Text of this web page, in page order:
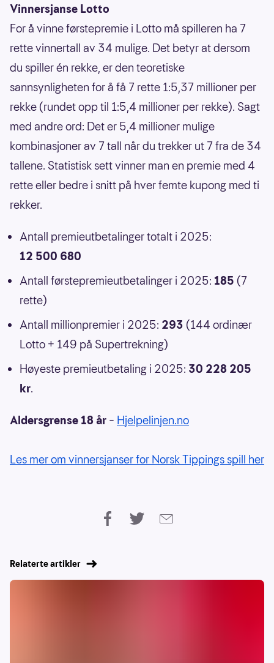
Vinnersjanse Lotto
For å vinne førstepremie i Lotto må spilleren ha 7
rette vinnertall av 34 mulige. Det betyr at dersom
du spiller én rekke, er den teoretiske
sannsynligheten for å få 7 rette 1:5,37 millioner per
rekke (rundet opp til 1:5,4 millioner per rekke). Sagt
med andre ord: Det er 5,4 millioner mulige
kombinasjoner av 7 tall når du trekker ut 7 fra de 34
tallene. Statistisk sett vinner man en premie med 4
rette eller bedre i snitt på hver femte kupong med ti
rekker.
Antall premieutbetalinger totalt i 2025:
12 500 680
Antall førstepremieutbetalinger i 2025: 185 (7
rette)
Antall millionpremier i 2025: 293 (144 ordinær
Lotto + 149 på Supertrekning)
Høyeste premieutbetaling i 2025: 30 228 205
kr.
Aldersgrense 18 år – Hjelpelinjen.no
Les mer om vinnersjanser for Norsk Tippings spill her
Relaterte artikler